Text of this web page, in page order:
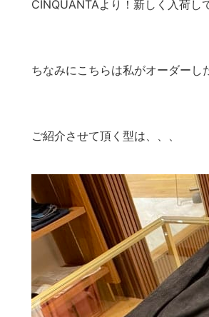
CINQUANTAより！新しく入荷し
ちなみにこちらは私がオーダーし
ご紹介させて頂く型は、、、